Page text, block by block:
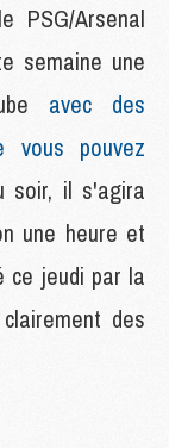
PSG/Arsenal
semaine une
avec des
vous pouvez
soir, il s'agira
une heure et
ce jeudi par la
des